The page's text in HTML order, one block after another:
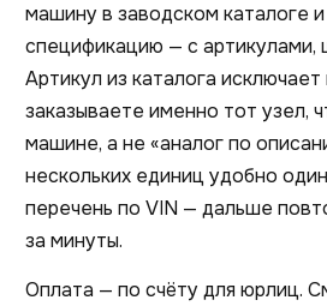
машину в заводском каталоге
спецификацию — с артикулами,
Артикул из каталога
заказываете именно тот узел,
машине, а не «аналог по
нескольких единиц удобно
перечень по VIN — дальше
за минуты.
Оплата — по счёту для юрлиц.